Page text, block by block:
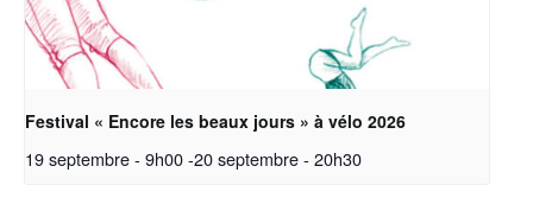
Festival « Encore les beaux jours » à vélo 2026
19 septembre - 9h00-20 septembre - 20h30